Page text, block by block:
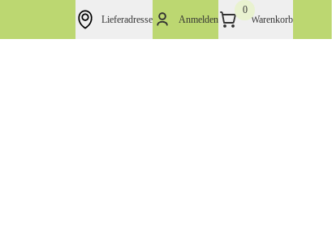
Lieferadresse Anmelden
0
Warenkorb